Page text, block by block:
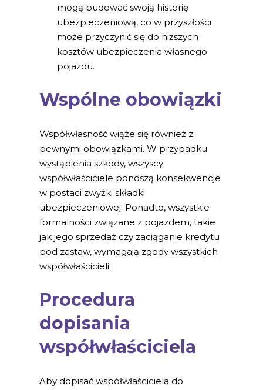
mogą budować swoją historię
ubezpieczeniową, co w przyszłości
może przyczynić się do niższych
kosztów ubezpieczenia własnego
pojazdu.
Wspólne obowiązki
Współwłasność wiąże się również z
pewnymi obowiązkami. W przypadku
wystąpienia szkody, wszyscy
współwłaściciele ponoszą konsekwencje
w postaci zwyżki składki
ubezpieczeniowej. Ponadto, wszystkie
formalności związane z pojazdem, takie
jak jego sprzedaż czy zaciąganie kredytu
pod zastaw, wymagają zgody wszystkich
współwłaścicieli.
Procedura
dopisania
współwłaściciela
Aby dopisać współwłaściciela do